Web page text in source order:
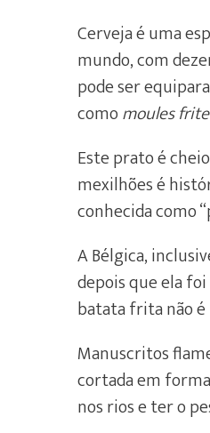
Cerveja é uma
mundo, com
pode ser
comomoules
Este prato é
mexilhões é
conhecida como
A Bélgica,
depois que ela foi
batata frita não
Manuscritos
cortada em
nos rios e ter o